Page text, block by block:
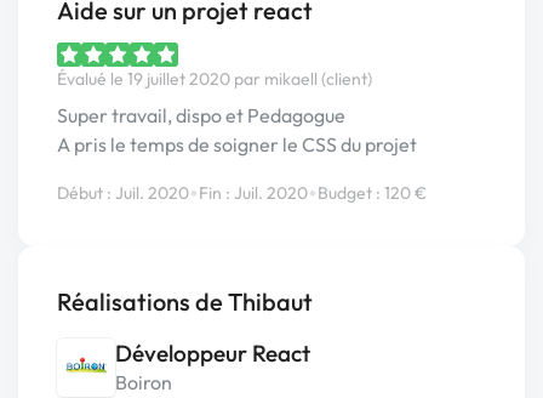
Aide sur un projet react
Évalué le 19 juillet 2020 par mikaell (client)
Super travail, dispo et Pedagogue
A pris le temps de soigner le CSS du projet
Début : Juil. 2020•Fin : Juil. 2020•Budget : 120 €
Réalisations de Thibaut
Développeur React
Boiron